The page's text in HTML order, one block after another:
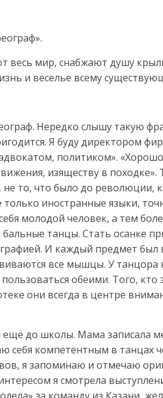
весь мир, снабжают душу
и веселье всему
Нередко слышу такую
Я буду директором
политиком».
изяществу в
не то, что было до революции,
иностранные языки,
молодой человек, а тем
танцы. Стать осанке
И каждый предмет был
все мышцы. У танцора
обеими. Того,
они всегда в центре
до школы. Мама записала
себя компетентным в танцах
я запоминаю и отмечаю
я смотрела